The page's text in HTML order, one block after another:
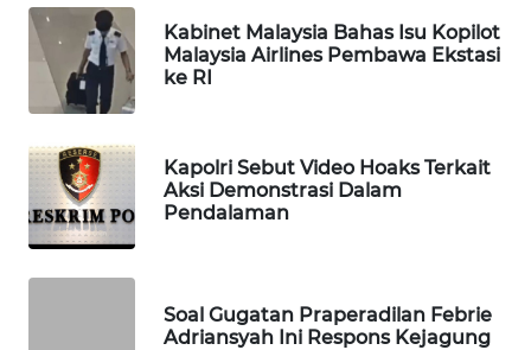
Kabinet Malaysia Bahas Isu Kopilot
Malaysia Airlines Pembawa Ekstasi
ke RI
Kapolri Sebut Video Hoaks Terkait
Aksi Demonstrasi Dalam
Pendalaman
Soal Gugatan Praperadilan Febrie
Adriansyah Ini Respons Kejagung
WAHANA
HEALTH
WAHANA
WISATA
LAPAK
WAHANA